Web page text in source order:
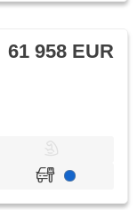
61 958 EUR